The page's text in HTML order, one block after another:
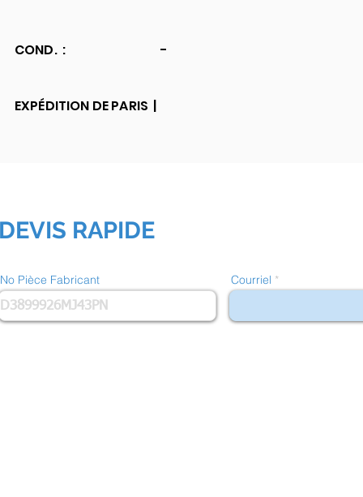
COND. : -
EXPÉDITION DE PARIS |
RAPIDE
No Pièce Fabricant Courriel